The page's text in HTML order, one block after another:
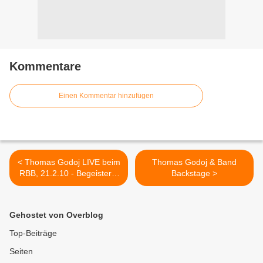
Kommentare
Einen Kommentar hinzufügen
< Thomas Godoj LIVE beim
RBB, 21.2.10 - Begeisterte
Radiohörer
Thomas Godoj & Band
Backstage >
Gehostet von Overblog
Top-Beiträge
Seiten